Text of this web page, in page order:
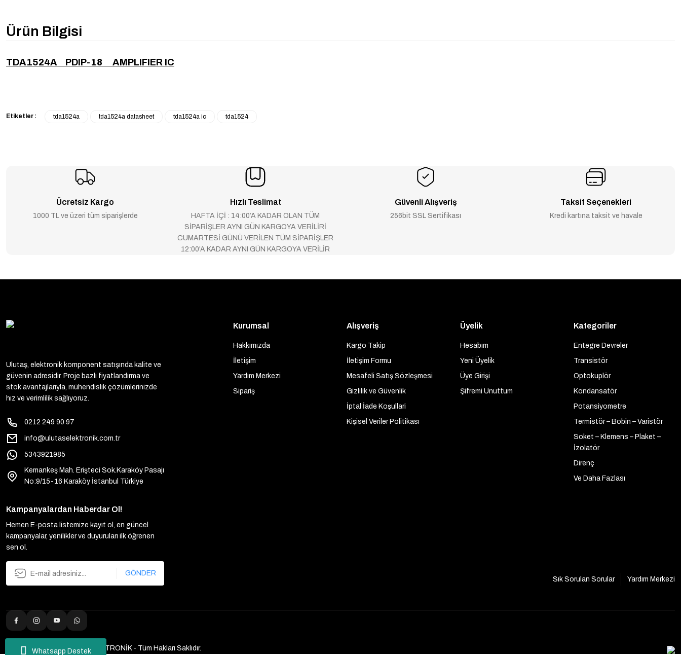
Whatsapp Destek
Ürün Bilgisi
TDA1524A PDIP-18 AMPLIFIER IC
Etiketler : tda1524a tda1524a datasheet tda1524a ic tda1524
Ücretsiz Kargo
1000 TL ve üzeri tüm siparişlerde
Hızlı Teslimat
HAFTA İÇİ : 14:00’A KADAR OLAN TÜM
SİPARİŞLER AYNI GÜN KARGOYA VERİLİRİ
CUMARTESİ GÜNÜ VERİLEN TÜM SİPARİŞLER
12:00'A KADAR AYNI GÜN KARGOYA VERİLİR
Güvenli Alışveriş
256bit SSL Sertifikası
Taksit Seçenekleri
Kredi kartına taksit ve havale
Ulutaş, elektronik komponent satışında kalite ve
güvenin adresidir. Proje bazlı fiyatlandırma ve
stok avantajlarıyla, mühendislik çözümlerinizde
hız ve verimlilik sağlıyoruz.
0212 249 90 97
info@ulutaselektronik.com.tr
5343921985
Kemankeş Mah. Erişteci Sok.Karaköy Pasajı
No:9/15-16 Karaköy İstanbul Türkiye
Kurumsal
Hakkımızda
İletişim
Yardım Merkezi
Sipariş
Alışveriş
Kargo Takip
İletişim Formu
Mesafeli Satış Sözleşmesi
Gizlilik ve Güvenlik
İptal İade Koşullari
Kişisel Veriler Politikası
Üyelik
Hesabım
Yeni Üyelik
Üye Girişi
Şifremi Unuttum
Kategoriler
Entegre Devreler
Transistör
Optokuplör
Kondansatör
Potansiyometre
Termistör – Bobin – Varistör
Soket – Klemens – Plaket –
İzolatör
Direnç
Ve Daha Fazlası
Kampanyalardan Haberdar Ol!
Hemen E-posta listemize kayıt ol, en güncel
kampanyalar, yenilikler ve duyuruları ilk öğrenen
sen ol.
GÖNDER
Sık Sorulan Sorular
Yardım Merkezi
2025 Copyright ULUTAŞ ELEKTRONİK - Tüm Hakları Saklıdır.